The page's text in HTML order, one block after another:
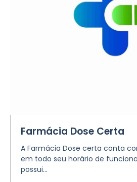
Farmácia Dose Certa
A Farmácia Dose certa conta
em todo seu horário de
possui...